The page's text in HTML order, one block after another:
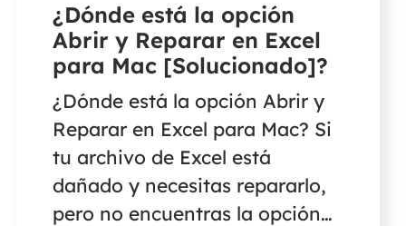
¿Dónde está la opción
Abrir y Reparar en Excel
para Mac [Solucionado]?
¿Dónde está la opción Abrir y
Reparar en Excel para Mac? Si
tu archivo de Excel está
dañado y necesitas repararlo,
pero no encuentras la opción